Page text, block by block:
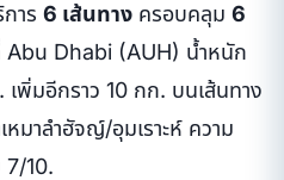
าร 6 เส้นทาง ครอบคลุม 6
Abu Dhabi (AUH) น้ำหนัก
พิ่มอีกราว 10 กก. บนเส้นทาง
หมาลำฮัจญ์/อุมเราะห์ ความ
7/10.